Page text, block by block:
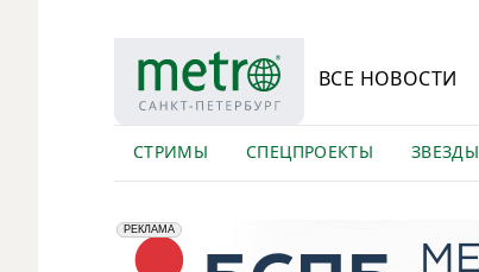
ВСЕ НОВОСТИ
СТРИМЫ СПЕЦПРОЕКТЫ ЗВЕЗДЫ
erid: 2VfnxyFybV5
РЕКЛАМА
ПАО "Банк "Санкт-Петербург", ИНН: 7831000027